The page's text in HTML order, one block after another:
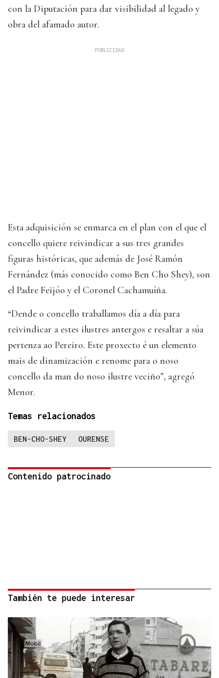
con la Diputación para dar visibilidad al legado y
obra del afamado autor.
Esta adquisición se enmarca en el plan con el que el
concello quiere reivindicar a sus tres grandes
figuras históricas, que además de José Ramón
Fernández (más conocido como Ben Cho Shey), son
el Padre Feijóo y el Coronel Cachamuíña.
“Dende o concello traballamos día a día para
reivindicar a estes ilustres antergos e resaltar a súa
pertenza ao Pereiro. Este proxecto é un elemento
mais de dinamización e renome para o noso
concello da man do noso ilustre veciño”, agregó
Menor.
Temas relacionados
BEN-CHO-SHEY OURENSE
Contenido patrocinado
También te puede interesar